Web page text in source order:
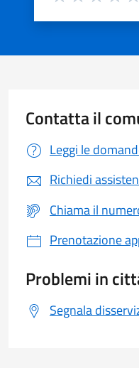
Contatta il
Leggi le
Richiedi
Chiama il
Prenotazione
Problemi in
Segnala